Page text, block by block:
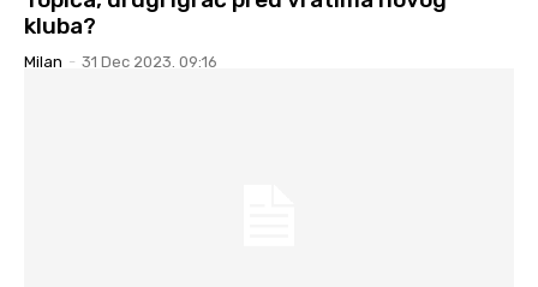
kluba?
Milan - 31 Dec 2023. 09:16